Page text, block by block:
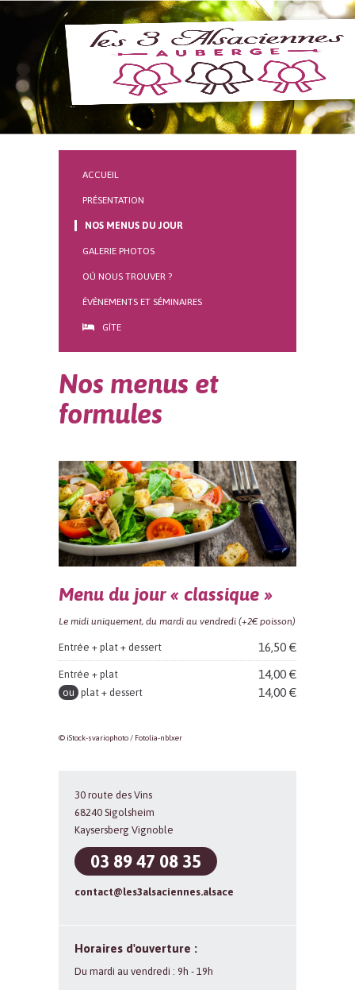
ACCUEIL
PRÉSENTATION
NOS MENUS DU JOUR
GALERIE PHOTOS
OÙ NOUS TROUVER ?
ÉVÈNEMENTS ET SÉMINAIRES
GÎTE
Nos menus et
formules
Menu du jour « classique »
Le midi uniquement, du mardi au vendredi (+2€ poisson)
16,50 €
Entrée + plat + dessert
Entrée + plat 14,00 €
ou 14,00 €
plat + dessert
© iStock-svariophoto / Fotolia-nblxer
30 route des Vins
68240 Sigolsheim
Kaysersberg Vignoble
03 89 47 08 35
contact@les3alsaciennes.alsace
Horaires d'ouverture :
Du mardi au vendredi : 9h - 19h